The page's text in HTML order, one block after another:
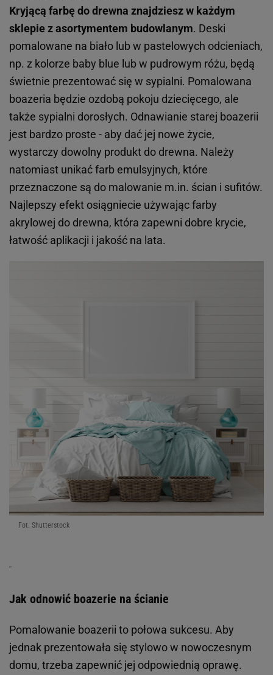
Kryjącą farbę do drewna znajdziesz w każdym
sklepie z asortymentem budowlanym. Deski
pomalowane na biało lub w pastelowych odcieniach,
np. z kolorze baby blue lub w pudrowym różu, będą
świetnie prezentować się w sypialni. Pomalowana
boazeria będzie ozdobą pokoju dziecięcego, ale
także sypialni dorosłych. Odnawianie starej boazerii
jest bardzo proste - aby dać jej nowe życie,
wystarczy dowolny produkt do drewna. Należy
natomiast unikać farb emulsyjnych, które
przeznaczone są do malowanie m.in. ścian i sufitów.
Najlepszy efekt osiągniecie używając farby
akrylowej do drewna, która zapewni dobre krycie,
łatwość aplikacji i jakość na lata.
Fot. Shutterstock
Jak odnowić boazerie na ścianie
Pomalowanie boazerii to połowa sukcesu. Aby
jednak prezentowała się stylowo w nowoczesnym
domu, trzeba zapewnić jej odpowiednią oprawę.